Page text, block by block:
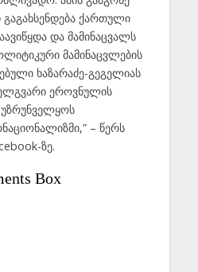
ქართული
და მამინაცვალს
მამინაცვლების
ხაზარაძე-გეგელიას
ეროვნულის
– წერს
ზე.
Box